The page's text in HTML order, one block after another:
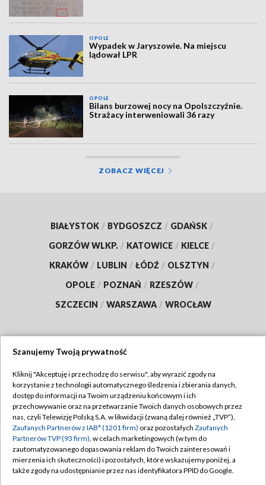
OPOLE
Wypadek w Jaryszowie. Na miejscu
lądował LPR
OPOLE
Bilans burzowej nocy na Opolszczyźnie.
Strażacy interweniowali 36 razy
ZOBACZ WIĘCEJ
BIAŁYSTOK / BYDGOSZCZ / GDAŃSK /
GORZÓW WLKP. / KATOWICE / KIELCE /
KRAKÓW / LUBLIN / ŁÓDŹ / OLSZTYN /
OPOLE / POZNAŃ / RZESZÓW /
SZCZECIN / WARSZAWA / WROCŁAW
TVP
Abonament TVP
Emisja w TVP
Centrum informacji TVP
Naziemna Telewizja Cyfrowa
Regulamin TVP
Polityka prywatności
Moje zgody
Pomoc
Szanujemy Twoją prywatność
Kliknij "Akceptuję i przechodzę do serwisu", aby wyrazić zgody na
korzystanie z technologii automatycznego śledzenia i zbierania danych,
dostęp do informacji na Twoim urządzeniu końcowym i ich
przechowywanie oraz na przetwarzanie Twoich danych osobowych przez
nas, czyli Telewizję Polską S.A. w likwidacji (zwaną dalej również „TVP”),
Zaufanych Partnerów z IAB* (1201 firm) oraz pozostałych Zaufanych
Partnerów TVP (93 firm), w celach marketingowych (w tym do
zautomatyzowanego dopasowania reklam do Twoich zainteresowań i
mierzenia ich skuteczności) i pozostałych, które wskazujemy poniżej, a
także zgody na udostępnianie przez nas identyfikatora PPID do Google.